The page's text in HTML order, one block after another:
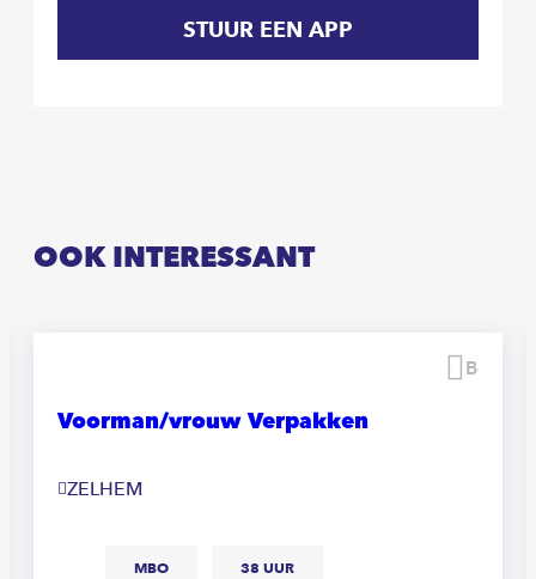
STUUR EEN APP
OOK INTERESSANT
Voorman/vrouw Verpakken
ZELHEM
MBO 38 UUR